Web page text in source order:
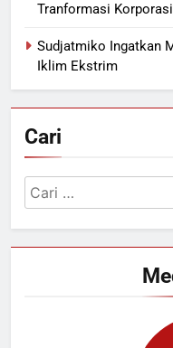
Tranformasi
Sudjatmiko Ingatkan
Iklim Ekstrim
Cari
Cari
untuk: